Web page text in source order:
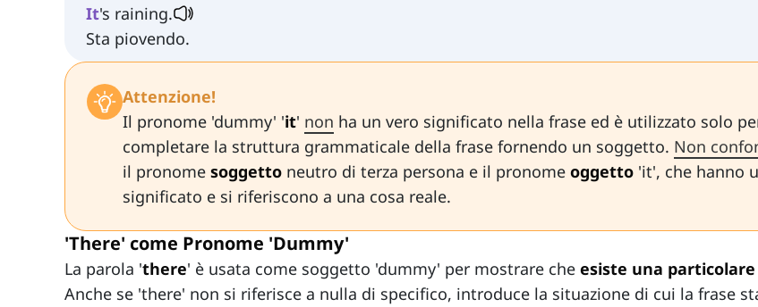
It's raining.
Sta piovendo.
Attenzione!
Il pronome 'dummy' 'it' non ha un vero significato nella frase ed è utilizzato solo
completare la struttura grammaticale della frase fornendo un soggetto. Non
il pronome soggetto neutro di terza persona e il pronome oggetto 'it', che hanno
significato e si riferiscono a una cosa reale.
'There' come Pronome 'Dummy'
La parola 'there' è usata come soggetto 'dummy' per mostrare che esiste una
Anche se 'there' non si riferisce a nulla di specifico, introduce la situazione di cui la frase